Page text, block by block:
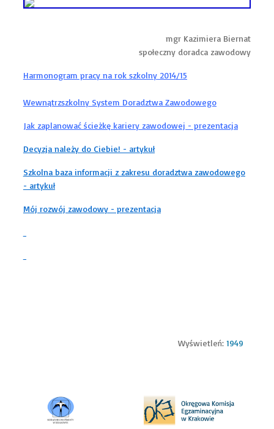
mgr Kazimiera Biernat
społeczny doradca zawodowy
Harmonogram pracy na rok szkolny 2014/15
Wewnątrzszkolny System Doradztwa Zawodowego
Jak zaplanować ścieżkę kariery zawodowej - prezentacja
Decyzja należy do Ciebie! - artykuł
Szkolna baza informacji z zakresu doradztwa zawodowego
- artykuł
Mój rozwój zawodowy - prezentacja
Wyświetleń:1949